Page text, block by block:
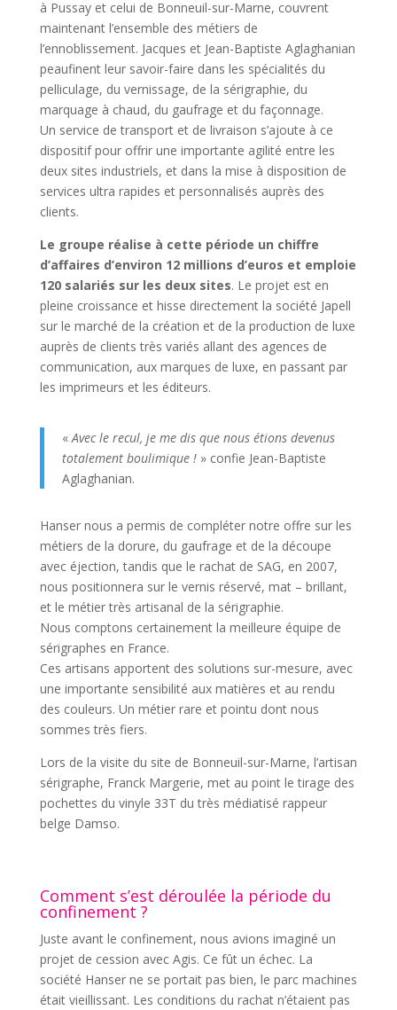
à Pussay et celui de Bonneuil-sur-Marne, couvrent
maintenant l’ensemble des métiers de
l’ennoblissement. Jacques et Jean-Baptiste Aglaghanian
peaufinent leur savoir-faire dans les spécialités du
pelliculage, du vernissage, de la sérigraphie, du
marquage à chaud, du gaufrage et du façonnage.
Un service de transport et de livraison s’ajoute à ce
dispositif pour offrir une importante agilité entre les
deux sites industriels, et dans la mise à disposition de
services ultra rapides et personnalisés auprès des
clients.
Le groupe réalise à cette période un chiffre
d’affaires d’environ 12 millions d’euros et emploie
120 salariés sur les deux sites. Le projet est en
pleine croissance et hisse directement la société Japell
sur le marché de la création et de la production de luxe
auprès de clients très variés allant des agences de
communication, aux marques de luxe, en passant par
les imprimeurs et les éditeurs.
«Avec le recul, je me dis que nous étions devenus
totalement boulimique !» confie Jean-Baptiste
Aglaghanian.
Hanser nous a permis de compléter notre offre sur les
métiers de la dorure, du gaufrage et de la découpe
avec éjection, tandis que le rachat de SAG, en 2007,
nous positionnera sur le vernis réservé, mat – brillant,
et le métier très artisanal de la sérigraphie.
Nous comptons certainement la meilleure équipe de
sérigraphes en France.
Ces artisans apportent des solutions sur-mesure, avec
une importante sensibilité aux matières et au rendu
des couleurs. Un métier rare et pointu dont nous
sommes très fiers.
Lors de la visite du site de Bonneuil-sur-Marne, l’artisan
sérigraphe, Franck Margerie, met au point le tirage des
pochettes du vinyle 33T du très médiatisé rappeur
belge Damso.
Comment s’est déroulée la période du
confinement ?
Juste avant le confinement, nous avions imaginé un
projet de cession avec Agis. Ce fût un échec. La
société Hanser ne se portait pas bien, le parc machines
était vieillissant. Les conditions du rachat n’étaient pas